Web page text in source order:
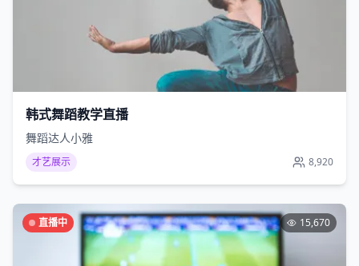
韩式舞蹈教学直播
舞蹈达人小雅
才艺展示 8,920
直播中 15,670